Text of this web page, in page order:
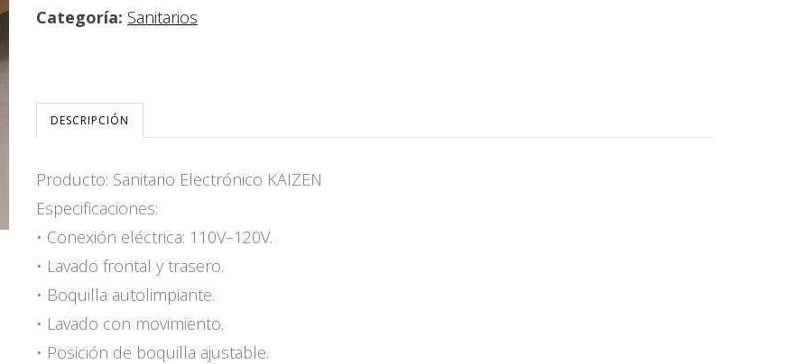
Categoría: Sanitarios
DESCRIPCIÓN
Producto: Sanitario Electrónico KAIZEN
Especificaciones:
• Conexión eléctrica: 110V–120V.
• Lavado frontal y trasero.
• Boquilla autolimpiante.
• Lavado con movimiento.
• Posición de boquilla ajustable.